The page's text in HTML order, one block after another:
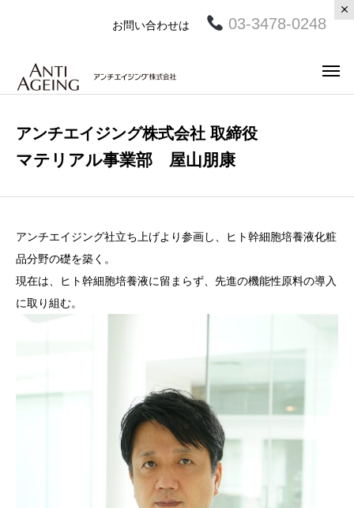
お問い合わせは 03-3478-0248
アンチエイジング株式会社 取締役
マテリアル事業部 屋山朋康
アンチエイジング社立ち上げより参画し、ヒト幹細胞培養液化粧
品分野の礎を築く。
現在は、ヒト幹細胞培養液に留まらず、先進の機能性原料の導入
に取り組む。